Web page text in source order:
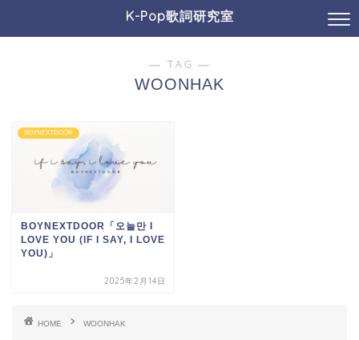
K-Pop歌詞研究室
― TAG ―
WOONHAK
BOYNEXTDOOR
BOYNEXTDOOR「오늘만 I
LOVE YOU (IF I SAY, I LOVE
YOU)」
2025年2月14日
HOME WOONHAK